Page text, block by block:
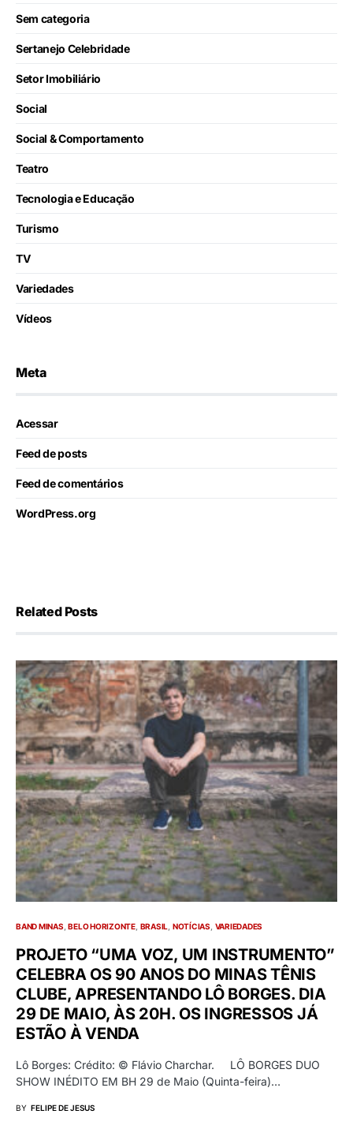
Sem categoria
Sertanejo Celebridade
Setor Imobiliário
Social
Social & Comportamento
Teatro
Tecnologia e Educação
Turismo
TV
Variedades
Vídeos
Meta
Acessar
Feed de posts
Feed de comentários
WordPress.org
Related Posts
BAND MINAS BELO HORIZONTE BRASIL NOTÍCIAS VARIEDADES
PROJETO “UMA VOZ, UM INSTRUMENTO”
CELEBRA OS 90 ANOS DO MINAS TÊNIS
CLUBE, APRESENTANDO LÔ BORGES. DIA
29 DE MAIO, ÀS 20H. OS INGRESSOS JÁ
ESTÃO À VENDA
Lô Borges: Crédito: © Flávio Charchar. LÔ BORGES DUO
SHOW INÉDITO EM BH 29 de Maio (Quinta-feira)…
BY FELIPE DE JESUS